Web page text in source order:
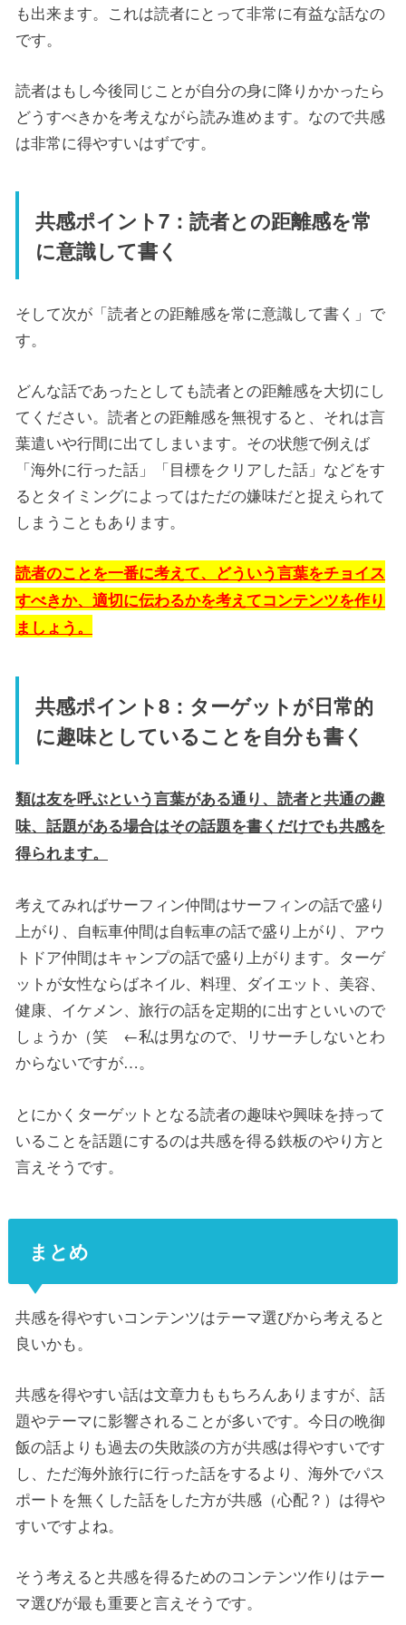
も出来ます。これは読者にとって非常に有益な話なの
です。
読者はもし今後同じことが自分の身に降りかかったら
どうすべきかを考えながら読み進めます。なので共感
は非常に得やすいはずです。
共感ポイント7：読者との距離感を常
に意識して書く
そして次が「読者との距離感を常に意識して書く」で
す。
どんな話であったとしても読者との距離感を大切にし
てください。読者との距離感を無視すると、それは言
葉遣いや行間に出てしまいます。その状態で例えば
「海外に行った話」「目標をクリアした話」などをす
るとタイミングによってはただの嫌味だと捉えられて
しまうこともあります。
読者のことを一番に考えて、どういう言葉をチョイス
すべきか、適切に伝わるかを考えてコンテンツを作り
ましょう。
共感ポイント8：ターゲットが日常的
に趣味としていることを自分も書く
類は友を呼ぶという言葉がある通り、読者と共通の趣
味、話題がある場合はその話題を書くだけでも共感を
得られます。
考えてみればサーフィン仲間はサーフィンの話で盛り
上がり、自転車仲間は自転車の話で盛り上がり、アウ
トドア仲間はキャンプの話で盛り上がります。ターゲ
ットが女性ならばネイル、料理、ダイエット、美容、
健康、イケメン、旅行の話を定期的に出すといいので
しょうか（笑 ←私は男なので、リサーチしないとわ
からないですが…。
とにかくターゲットとなる読者の趣味や興味を持って
いることを話題にするのは共感を得る鉄板のやり方と
言えそうです。
まとめ
共感を得やすいコンテンツはテーマ選びから考えると
良いかも。
共感を得やすい話は文章力ももちろんありますが、話
題やテーマに影響されることが多いです。今日の晩御
飯の話よりも過去の失敗談の方が共感は得やすいです
し、ただ海外旅行に行った話をするより、海外でパス
ポートを無くした話をした方が共感（心配？）は得や
すいですよね。
そう考えると共感を得るためのコンテンツ作りはテー
マ選びが最も重要と言えそうです。